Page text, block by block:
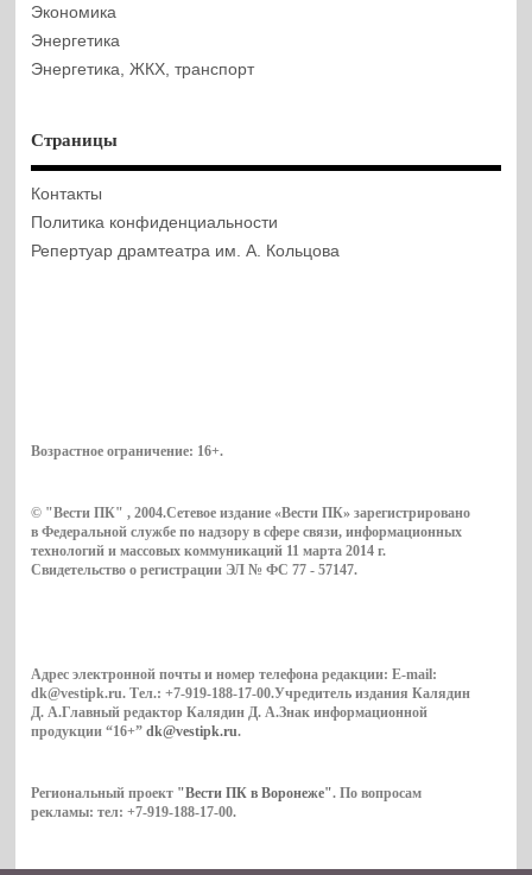
Экономика
Энергетика
Энергетика, ЖКХ, транспорт
Страницы
Контакты
Политика конфиденциальности
Репертуар драмтеатра им. А. Кольцова
Возрастное ограничение: 16+.
© "Вести ПК" , 2004.Сетевое издание «Вести ПК» зарегистрировано
в Федеральной службе по надзору в сфере связи, информационных
технологий и массовых коммуникаций 11 марта 2014 г.
Свидетельство о регистрации ЭЛ № ФС 77 - 57147.
Адрес электронной почты и номер телефона редакции: E-mail:
dk@vestipk.ru. Тел.: +7-919-188-17-00.Учредитель издания Калядин
Д. А.Главный редактор Калядин Д. А.Знак информационной
продукции “16+”dk@vestipk.ru.
Региональный проект "Вести ПК в Воронеже". По вопросам
рекламы: тел: +7-919-188-17-00.